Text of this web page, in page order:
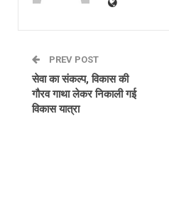
PREV POST
सेवा का संकल्प, विकास की
गौरव गाथा लेकर निकाली गई
विकास यात्रा